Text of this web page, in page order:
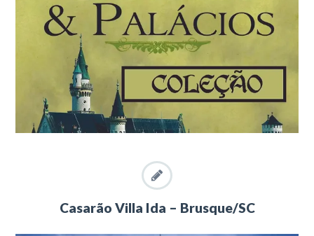
Casarão Villa Ida – Brusque/SC